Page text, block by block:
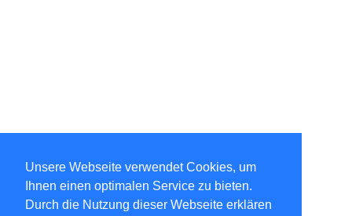
Unsere Webseite verwendet Cookies, um
Ihnen einen optimalen Service zu bieten.
Durch die Nutzung dieser Webseite erklären